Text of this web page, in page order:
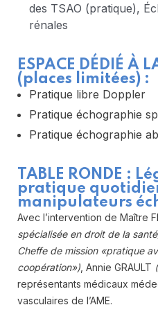
des TSAO (pratique),
rénales
ESPACE DÉDIÉ À
(places limitées) :
Pratique libre Doppler
Pratique échographie
Pratique échographie
TABLE RONDE :
pratique
manipulateurs
Avec l’intervention de Maître
spécialisée en droit de la
Cheffe de mission «pratique
coopération») , Annie GRAULT
représentants médicaux
vasculaires de l’AME.